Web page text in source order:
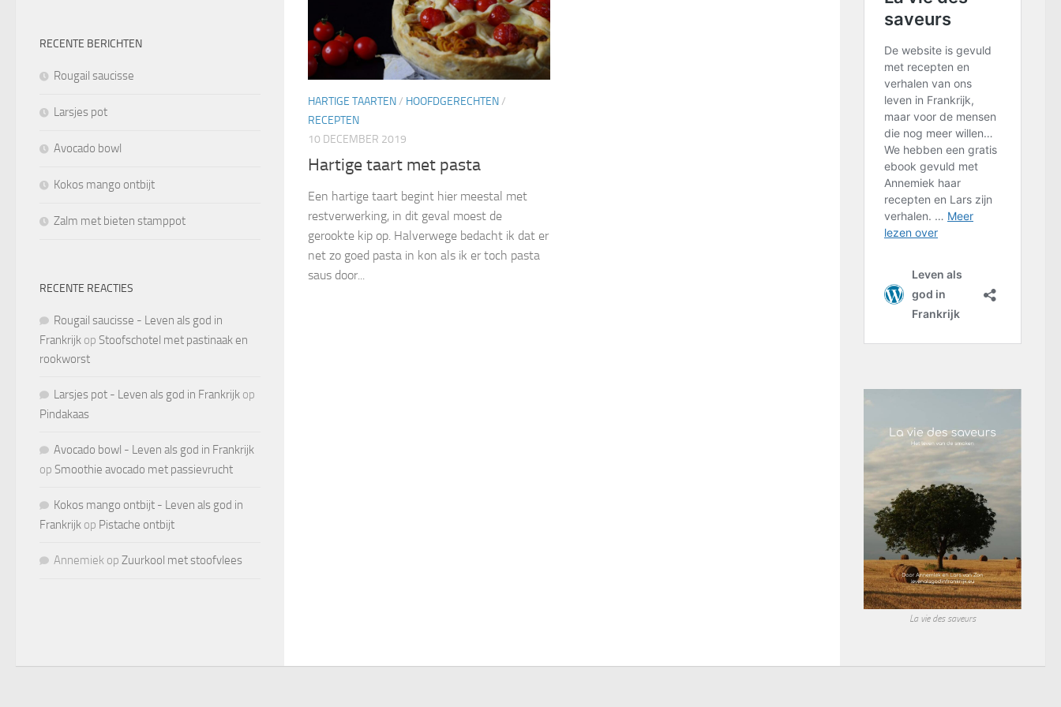
HARTIGE TAARTEN/ HOOFDGERECHTEN/
RECEPTEN
10 DECEMBER 2019
Hartige taart met pasta
Een hartige taart begint hier meestal met
restverwerking, in dit geval moest de
gerookte kip op. Halverwege bedacht ik dat er
net zo goed pasta in kon als ik er toch pasta
saus door...
RECENTE BERICHTEN
Rougail saucisse
Larsjes pot
Avocado bowl
Kokos mango ontbijt
Zalm met bieten stamppot
RECENTE REACTIES
Rougail saucisse - Leven als god in
Frankrijk op Stoofschotel met pastinaak en
rookworst
Larsjes pot - Leven als god in Frankrijk op
Pindakaas
Avocado bowl - Leven als god in Frankrijk
op Smoothie avocado met passievrucht
Kokos mango ontbijt - Leven als god in
Frankrijk op Pistache ontbijt
Annemiek op Zuurkool met stoofvlees
La vie des saveurs